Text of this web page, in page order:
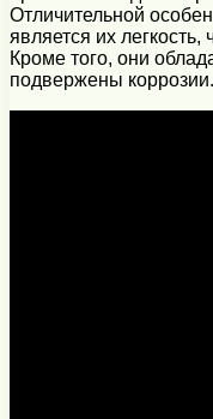
Отличительной
является их
Кроме того, они
подвержены коррозии.